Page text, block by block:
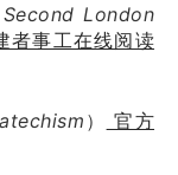
Second London
者事工在线阅读
）
官方